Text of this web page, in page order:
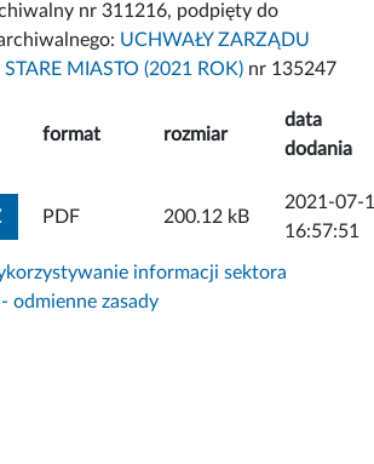
nr 311216, podpięty do
UCHWAŁY ZARZĄDU
STARE MIASTO (2021 ROK) nr 135247
format rozmiar
data
dodania
ZOBACZ ZAŁĄCZNIK
PDF 200.12 kB
2021-07-
16:57:51
informacji sektora
odmienne zasady